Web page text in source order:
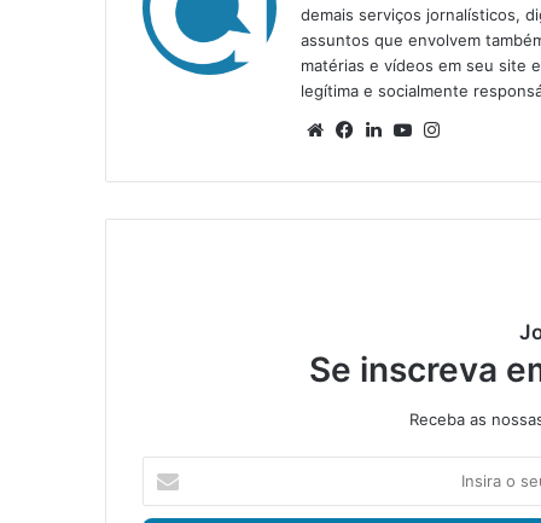
demais serviços jornalísticos,
assuntos que envolvem
matérias e vídeos em seu site
legítima e socialmente
We
te
Fa
bo
ok
Lin
din
Yo
ub
e
ra
m
Se inscreva
Receba as
s